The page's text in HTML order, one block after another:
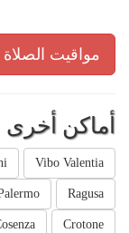
مواقيت الصلاة
أماكن أخرى
Vibo Valentia
Ragusa
Crotone